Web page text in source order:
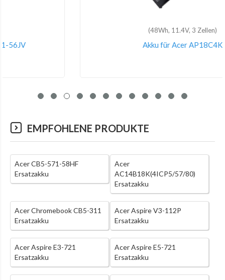
Akku für Acer AP18C4K
EMPFOHLENE PRODUKTE
Acer CB5-571-58HF
Ersatzakku
Acer
AC14B18K(4ICP5/57/80)
Ersatzakku
Acer Chromebook CB5-311
Ersatzakku
Acer Aspire V3-112P
Ersatzakku
Acer Aspire E3-721
Ersatzakku
Acer Aspire E5-721
Ersatzakku